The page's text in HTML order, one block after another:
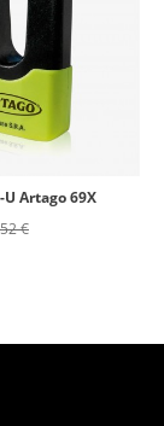
Artago 69X
€